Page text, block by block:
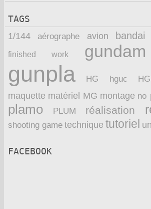
TAGS
1/144 aérographe avion bandai
finished work gundam
gunpla HG hguc
maquette matériel MG montage no
plamo PLUM réalisation
shooting game technique tutoriel
FACEBOOK